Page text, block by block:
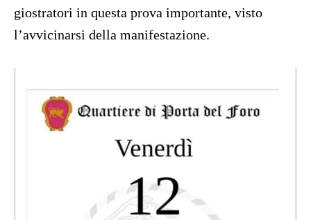
giostratori in questa prova importante, visto
l’avvicinarsi della manifestazione.